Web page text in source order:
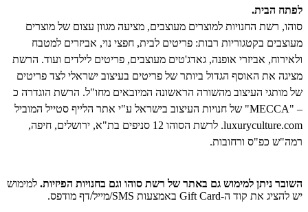
לפתח הבית.
סוהו, רשת החנויות למוצרים מעוצבים, מציעה מגוון עצום של מוצרים
מעוצבים בקטגוריות רבות: פריטים לבית, חפצי נוי, אביזרים למטבח
ולאירוח, אביזרי אופנה, גאדג'טים מעוצבים, פריטים לילדים ועוד. הרשת
מציגה את האוסף הגדול ביותר של פריטים בעיצוב ישראלי לצד פריטים
של מותגי העיצוב מהשורה הראשונה המיובאים מחו"ל. הרשת הוגדרה כ
– "MECCA" של חנויות העיצוב בישראל ע"י אתר הלייף סטייל המוביל
luxuryculture.com. לרשת הסוהו 12 סניפים בת"א, ירושלים, חיפה,
רמה"ש כפ"ס ורחובות.
השובר ניתן למימוש גם באתר של רשת סוהו וגם בחנויות הפיזיות. למימוש
יש להציג את קוד ה-Gift Card באמצעות SMS/מייל/דף מודפס.